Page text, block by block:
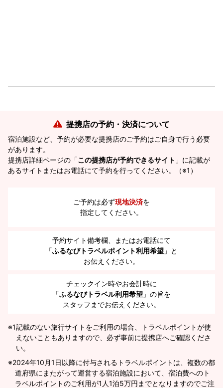
提携店の予約・決済について
宿泊施設など、予約が必要な提携店のご予約はご自身で行う必要
があります。
提携店詳細ページの「この提携店が予約できるサイト 」に記載が
あるサイトまたはお電話にて予約を行ってください。（※1）
ご予約は必ず現地決済を
指定してください。
予約サイト備考欄、またはお電話にて
「ふるなびトラベルポイント利用希望 」と
お伝えください。
チェックイン時やお会計時に
「ふるなびトラベル利用希望 」の旨を
スタッフまでお伝えください。
※1記載のない旅行サイトをご利用の場合、トラベルポイントが使
えないこともありますので、必ず事前に提携店へご確認くださ
い。
2024年10月1日以降に付与されるトラベルポイントは、複数の都
道府県にまたがって運営する宿泊施設において、宿泊費へのト
ラベルポイントのご利用が1人1泊5万円までとなりますのでご注